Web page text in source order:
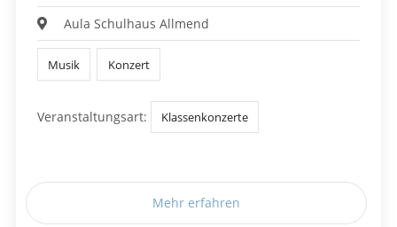
Aula Schulhaus Allmend
Musik Konzert
Veranstaltungsart: Klassenkonzerte
Mehr erfahren